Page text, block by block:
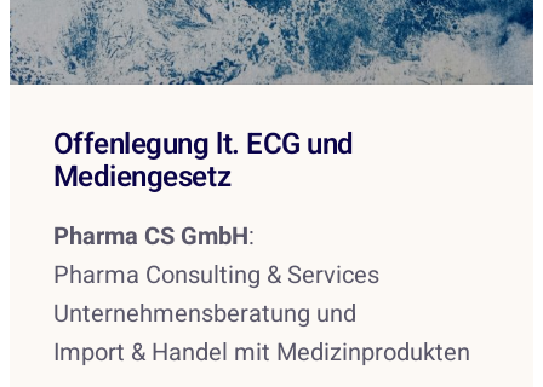
Offenlegung lt. ECG und
Mediengesetz
Pharma CS GmbH:
Pharma Consulting & Services
Unternehmensberatung und
Import & Handel mit Medizinprodukten